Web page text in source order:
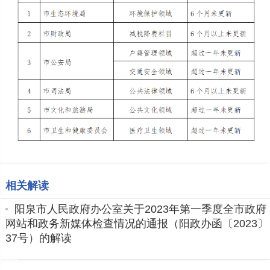
相关解读
阳泉市人民政府办公室关于2023年第一季度全市政府
网站和政务新媒体检查情况的通报（阳政办函〔2023〕
37号）的解读